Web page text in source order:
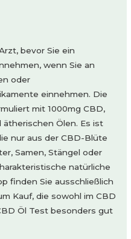
bevor Sie ein
wenn Sie an
oder
einnehmen. Die
mit 1000mg CBD,
Ölen. Es ist
nur aus der CBD-Blüte
Samen, Stängel oder
natürliche
finden Sie ausschließlich
Kauf, die sowohl im CBD
Öl Test besonders gut